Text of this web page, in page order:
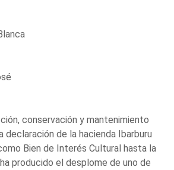
conservación y mantenimiento
declaración de la hacienda Ibarburu
Bien de Interés Cultural hasta la
producido el desplome de uno de